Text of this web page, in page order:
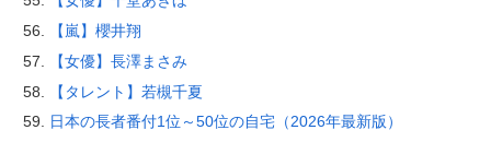
【嵐】櫻井翔
【女優】長澤まさみ
【タレント】若槻千夏
日本の長者番付1位～50位の自宅（2026年最新版）